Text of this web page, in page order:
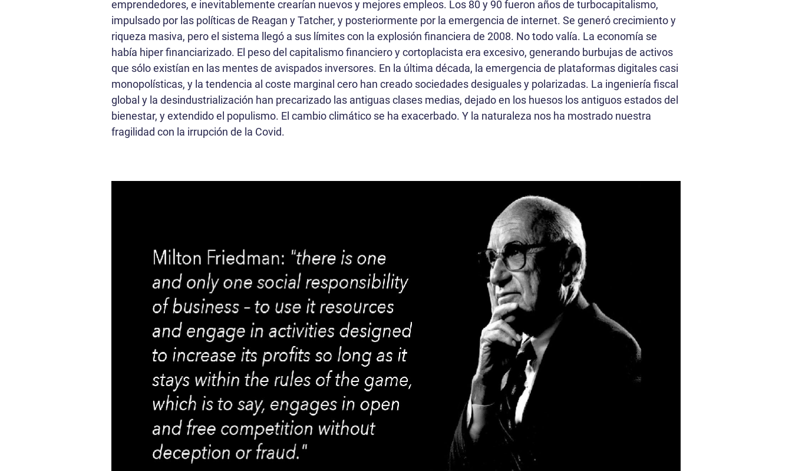
emprendedores, e inevitablemente crearían nuevos y mejores empleos. Los 80 y 90 fueron años de turbocapitalismo,
impulsado por las políticas de Reagan y Tatcher, y posteriormente por la emergencia de internet. Se generó crecimiento y
riqueza masiva, pero el sistema llegó a sus límites con la explosión financiera de 2008. No todo valía. La economía se
había hiper financiarizado. El peso del capitalismo financiero y cortoplacista era excesivo, generando burbujas de activos
que sólo existían en las mentes de avispados inversores. En la última década, la emergencia de plataformas digitales casi
monopolísticas, y la tendencia al coste marginal cero han creado sociedades desiguales y polarizadas. La ingeniería fiscal
global y la desindustrialización han precarizado las antiguas clases medias, dejado en los huesos los antiguos estados del
bienestar, y extendido el populismo. El cambio climático se ha exacerbado. Y la naturaleza nos ha mostrado nuestra
fragilidad con la irrupción de la Covid.